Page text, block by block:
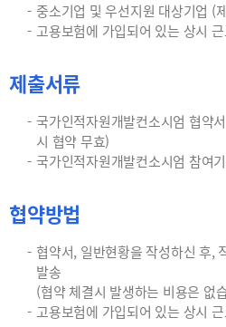
중소기업 및 우선지원 대상기업 (
고용보험에 가입되어 있는 상시
제출서류
국가인적자원개발컨소시엄 협약
시 협약 무효)
국가인적자원개발컨소시엄 참여
협약방법
협약서, 일반현황을 작성하신 후,
발송
(협약 체결시 발생하는 비용은 없
고용보험에 가입되어 있는 상시